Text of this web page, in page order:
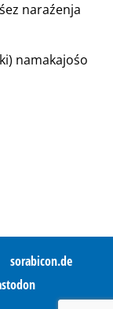
naraźenja
namakajośo
sorabicon.de